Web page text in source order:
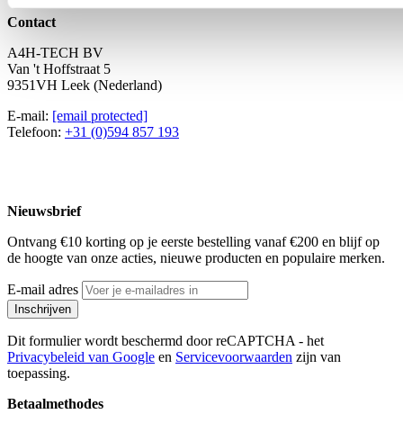
Contact
A4H-TECH BV
Van 't Hoffstraat 5
9351VH Leek (Nederland)
E-mail: [email protected]
Telefoon: +31 (0)594 857 193
Nieuwsbrief
Ontvang €10 korting op je eerste bestelling vanaf €200 en blijf op
de hoogte van onze acties, nieuwe producten en populaire merken.
E-mail adres
Inschrijven
Dit formulier wordt beschermd door reCAPTCHA - het
Privacybeleid van Google en Servicevoorwaarden zijn van
toepassing.
Betaalmethodes